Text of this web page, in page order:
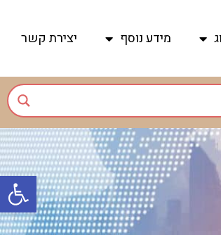
מידע נוסף יצירת קשר